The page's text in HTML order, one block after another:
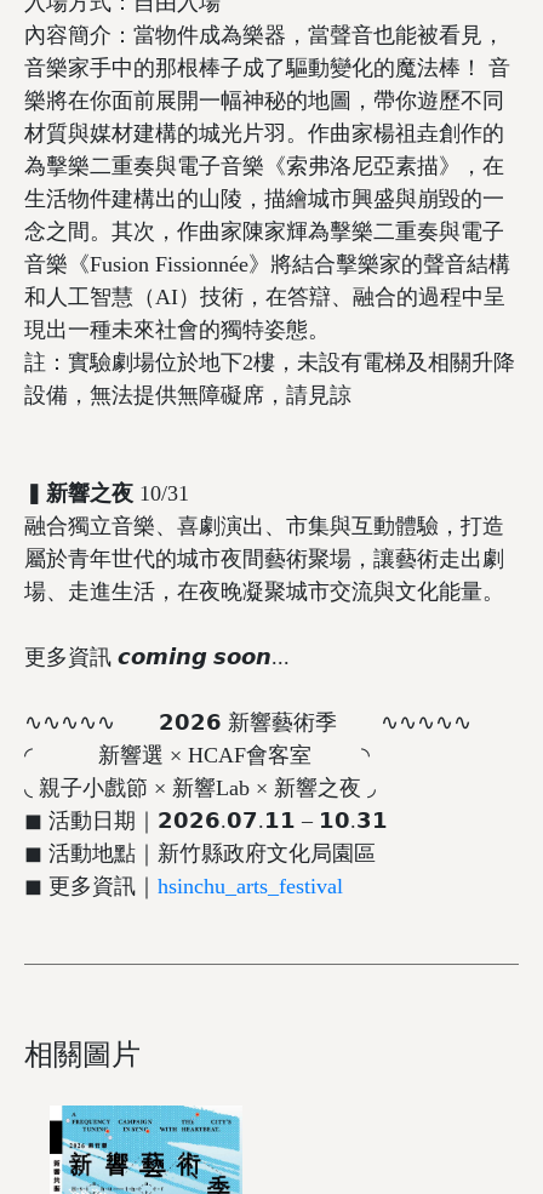
內容簡介：當物件成為樂器，當聲音也能被看見，
音樂家手中的那根棒子成了驅動變化的魔法棒！ 音
樂將在你面前展開一幅神秘的地圖，帶你遊歷不同
材質與媒材建構的城光片羽。作曲家楊祖垚創作的
為擊樂二重奏與電子音樂《索弗洛尼亞素描》，在
生活物件建構出的山陵，描繪城市興盛與崩毀的一
念之間。其次，作曲家陳家輝為擊樂二重奏與電子
音樂《Fusion Fissionnée》將結合擊樂家的聲音結構
和人工智慧（AI）技術，在答辯、融合的過程中呈
現出一種未來社會的獨特姿態。
註：實驗劇場位於地下2樓，未設有電梯及相關升降
設備，無法提供無障礙席，請見諒
新響之夜 10/31
融合獨立音樂、喜劇演出、市集與互動體驗，打造
屬於青年世代的城市夜間藝術聚場，讓藝術走出劇
場、走進生活，在夜晚凝聚城市交流與文化能量。
更多資訊 𝙘𝙤𝙢𝙞𝙣𝙜 𝙨𝙤𝙤𝙣...
∿∿∿∿∿ 𝟮𝟬𝟮𝟲 新響藝術季 ∿∿∿∿∿
◜ 新響選 × HCAF會客室 ◝
◟ 親子小戲節 × 新響Lab × 新響之夜 ◞
◼︎ 活動日期｜𝟮𝟬𝟮𝟲.𝟬𝟳.𝟭𝟭 – 𝟭𝟬.𝟯𝟭
◼︎ 活動地點｜新竹縣政府文化局園區
◼︎ 更多資訊｜ hsinchu_arts_festival
相關圖片